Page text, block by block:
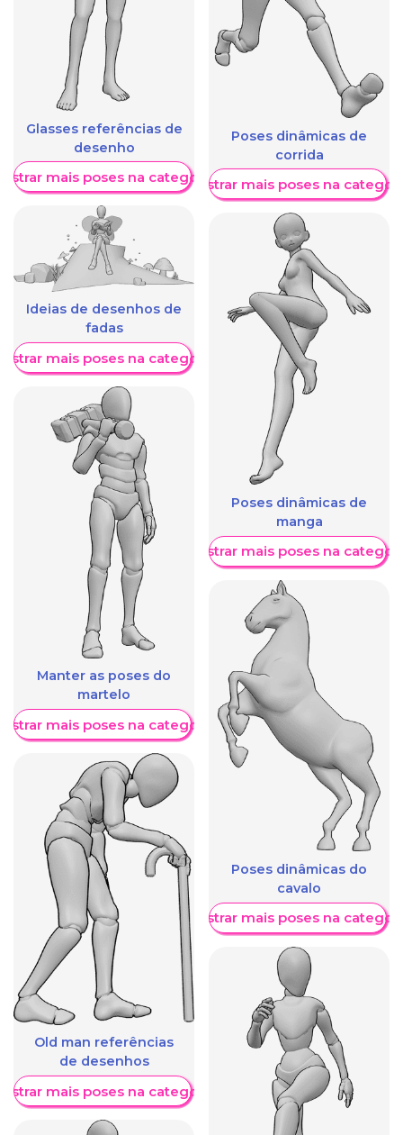
Glasses referências de
desenho
mais poses na categoria
Ideias de desenhos de
fadas
mais poses na categoria
Manter as poses do
martelo
mais poses na categoria
Old man referências
de desenhos
mais poses na categoria
Poses dinâmicas de
corrida
Mostrar mais poses na
Poses dinâmicas de
manga
Mostrar mais poses na
Poses dinâmicas do
cavalo
Mostrar mais poses na